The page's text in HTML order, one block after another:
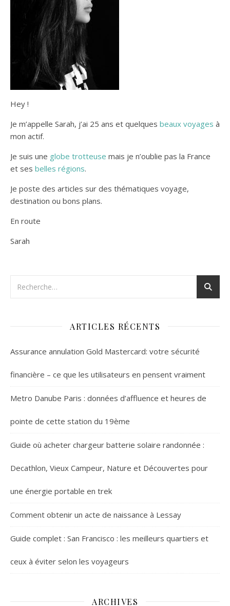
Hey !
Je m’appelle Sarah, j’ai 25 ans et quelques beaux voyages à
mon actif.
Je suis une globe trotteuse mais je n’oublie pas la France
et ses belles régions.
Je poste des articles sur des thématiques voyage,
destination ou bons plans.
En route
Sarah
ARTICLES RÉCENTS
Assurance annulation Gold Mastercard: votre sécurité
financière – ce que les utilisateurs en pensent vraiment
Metro Danube Paris : données d’affluence et heures de
pointe de cette station du 19ème
Guide où acheter chargeur batterie solaire randonnée :
Decathlon, Vieux Campeur, Nature et Découvertes pour
une énergie portable en trek
Comment obtenir un acte de naissance à Lessay
Guide complet : San Francisco : les meilleurs quartiers et
ceux à éviter selon les voyageurs
ARCHIVES